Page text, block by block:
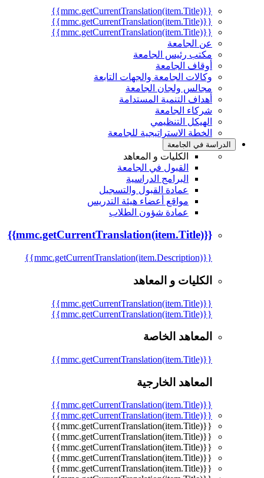
{{mmc.getCurrentTranslation(item.Title)}}
{{mmc.getCurrentTranslation(item.Title)}}
{{mmc.getCurrentTranslation(item.Title)}}
عن الجامعة
مكتب رئيس الجامعة
أوقاف الجامعة
وكالات الجامعة والجهات التابعة
مجالس ولجان الجامعة
أهداف التنمية المستدامة
شركاء الجامعة
الهيكل التنظيمي
الخطة الاستراتيجية للجامعة
الدراسة في الجامعة
الكليات و المعاهد
القبول في الجامعة
البرامج الدراسية
عمادة القبول والتسجيل
مواقع أعضاء هيئة التدريس
عمادة شؤون الطلاب
{{mmc.getCurrentTranslation(item.Title)}}
{{mmc.getCurrentTranslation(item.Description)}}
الكليات و المعاهد
{{mmc.getCurrentTranslation(item.Title)}}
{{mmc.getCurrentTranslation(item.Title)}}
المعاهد الخاصة
{{mmc.getCurrentTranslation(item.Title)}}
المعاهد الخارجية
{{mmc.getCurrentTranslation(item.Title)}}
{{mmc.getCurrentTranslation(item.Title)}}
{{mmc.getCurrentTranslation(item.Title)}}
{{mmc.getCurrentTranslation(item.Title)}}
{{mmc.getCurrentTranslation(item.Title)}}
{{mmc.getCurrentTranslation(item.Title)}}
{{mmc.getCurrentTranslation(item.Title)}}